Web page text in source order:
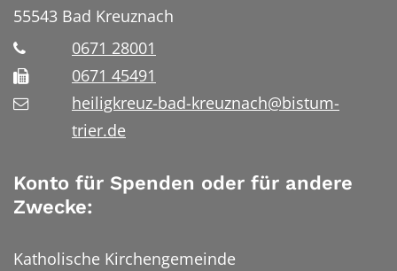
55543 Bad Kreuznach
0671 28001
0671 45491
heiligkreuz-bad-kreuznach@bistum-
trier.de
Konto für Spenden oder für andere
Zwecke:
Katholische Kirchengemeinde